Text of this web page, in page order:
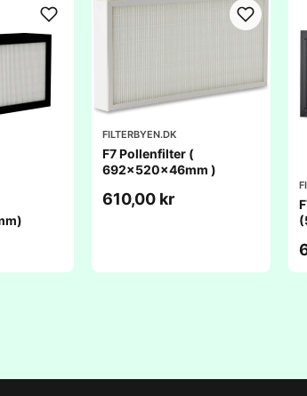
FILTERBYEN.DK
F7 Pollenfilter (
692x520x46mm )
610,00 kr